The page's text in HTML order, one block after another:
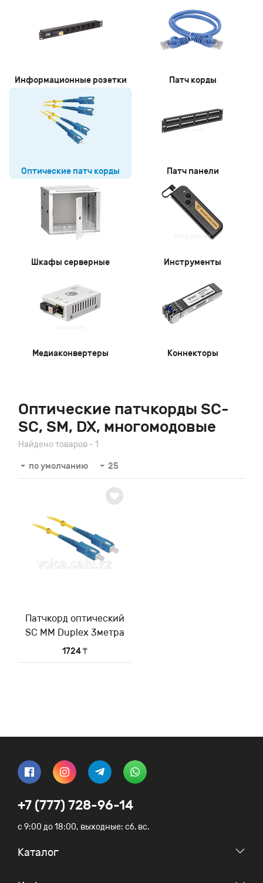
Информационные розетки Патч корды
Оптические патч корды Патч панели
Шкафы серверные Инструменты
Медиаконвертеры Коннекторы
Оптические патчкорды SC-
SC, SM, DX, многомодовые
Найдено товаров - 1
по умолчанию 25
Патчкорд оптический
SC MM Duplex 3метра
1724 ₸
+7 (777) 728-96-14
c 9:00 до 18:00, выходные: сб. вс.
Каталог